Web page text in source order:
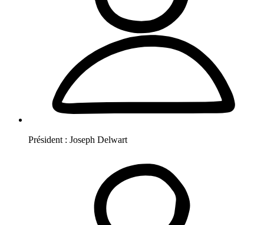
Président : Joseph Delwart